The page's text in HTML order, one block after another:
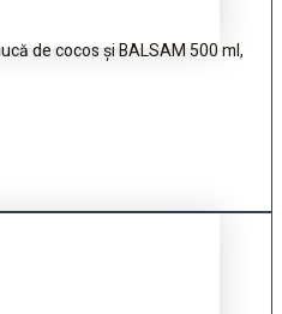
de cocos și BALSAM 500 ml,